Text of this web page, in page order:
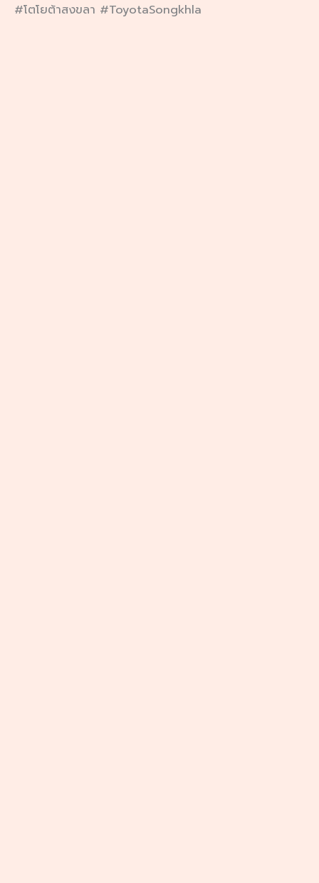
#โตโยต้าสงขลา #ToyotaSongkhla